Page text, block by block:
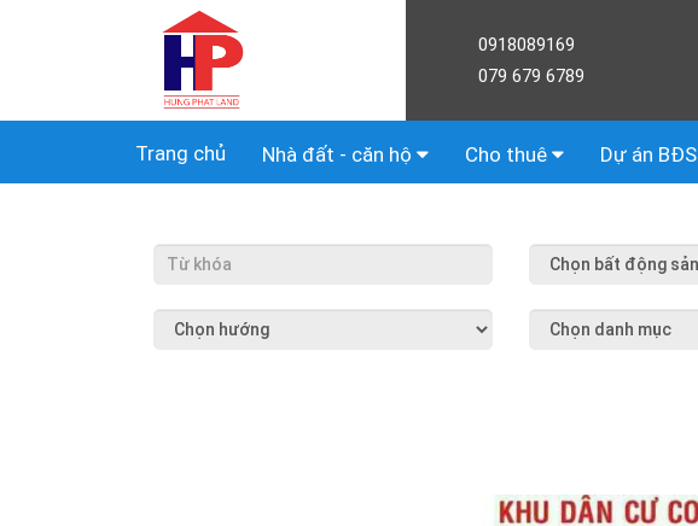
0918089169
079 679 6789
Trang chủ Nhà đất - căn hộ Cho thuê Dự án BĐS